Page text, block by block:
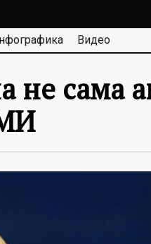
Видео
сама